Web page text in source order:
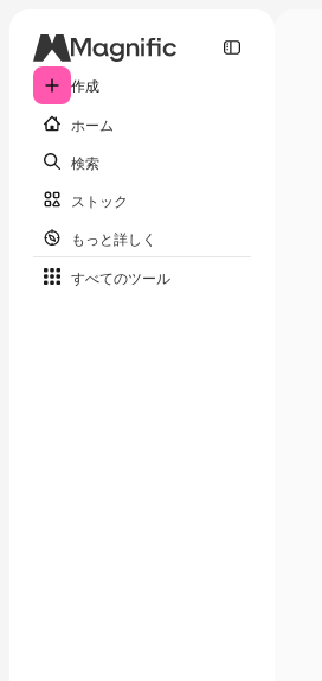
作成
ホーム
検索
ストック
もっと詳しく
すべてのツール